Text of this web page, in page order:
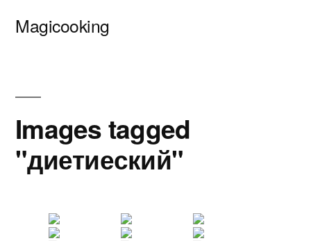
Magicooking
Images tagged
"диетиеский"